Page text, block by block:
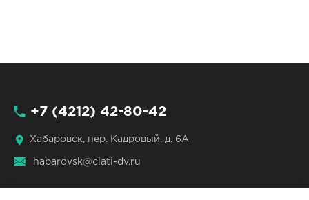
+7 (4212) 42-80-42
Хабаровск, пер. Кадровый, д. 6А
habarovsk@clati-dv.ru